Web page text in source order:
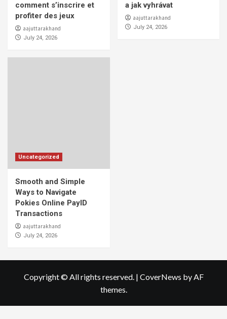
comment s’inscrire et
profiter des jeux
aajuttarakhand
July 24, 2026
a jak vyhrávat
aajuttarakhand
July 24, 2026
Uncategorized
Smooth and Simple
Ways to Navigate
Pokies Online PayID
Transactions
aajuttarakhand
July 24, 2026
Copyright © All rights reserved. | CoverNews by AF
themes.